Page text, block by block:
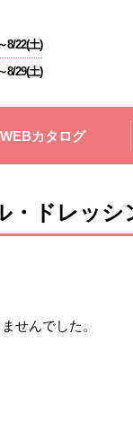
8/22(土)
8/29(土)
WEBカタログ
・ドレッシ
せんでした。